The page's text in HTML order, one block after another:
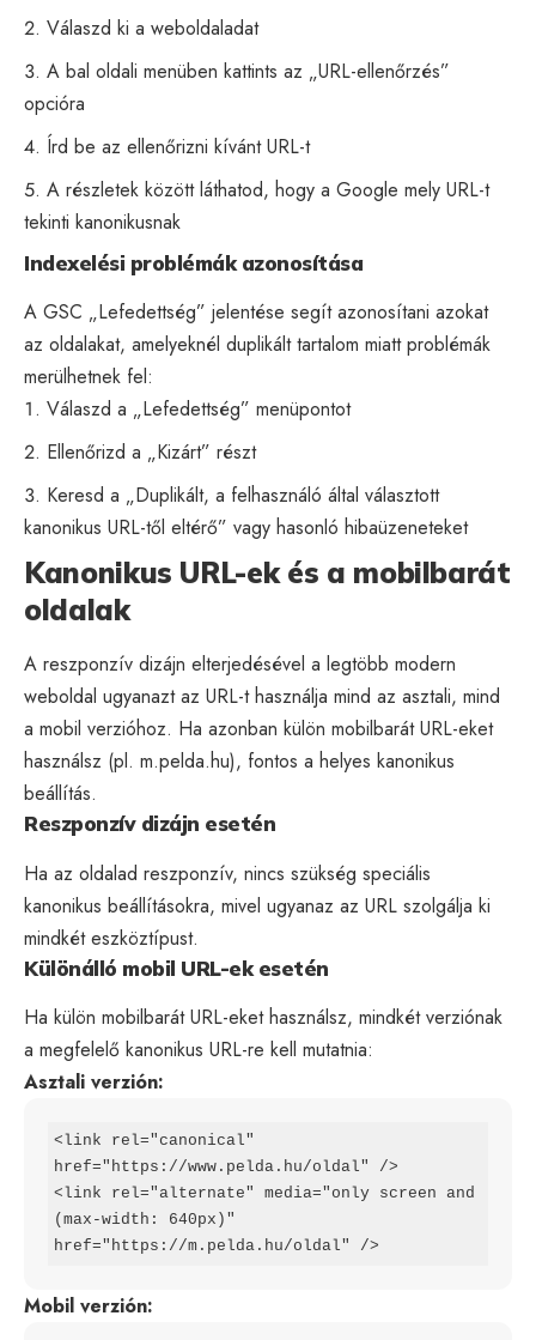
Válaszd ki a weboldaladat
A bal oldali menüben kattints az „URL-ellenőrzés”
opcióra
Írd be az ellenőrizni kívánt URL-t
A részletek között láthatod, hogy a Google mely URL-t
tekinti kanonikusnak
Indexelési problémák azonosítása
A GSC „Lefedettség” jelentése segít azonosítani azokat
az oldalakat, amelyeknél duplikált tartalom miatt problémák
merülhetnek fel:
Válaszd a „Lefedettség” menüpontot
Ellenőrizd a „Kizárt” részt
Keresd a „Duplikált, a felhasználó által választott
kanonikus URL-től eltérő” vagy hasonló hibaüzeneteket
Kanonikus URL-ek és a mobilbarát
oldalak
A reszponzív dizájn elterjedésével a legtöbb modern
weboldal ugyanazt az URL-t használja mind az asztali, mind
a mobil verzióhoz. Ha azonban külön mobilbarát URL-eket
használsz (pl. m.pelda.hu), fontos a helyes kanonikus
beállítás.
Reszponzív dizájn esetén
Ha az oldalad reszponzív, nincs szükség speciális
kanonikus beállításokra, mivel ugyanaz az URL szolgálja ki
mindkét eszköztípust.
Különálló mobil URL-ek esetén
Ha külön mobilbarát URL-eket használsz, mindkét verziónak
a megfelelő kanonikus URL-re kell mutatnia:
Asztali verzión:
<link rel="canonical"
href="https://www.pelda.hu/oldal" />
<link rel="alternate" media="only screen and
(max-width: 640px)"
href="https://m.pelda.hu/oldal" />
Mobil verzión: